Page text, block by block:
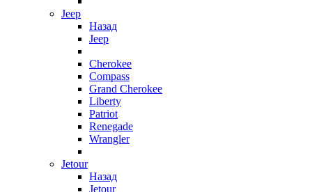
Jeep
Назад
Jeep
Cherokee
Compass
Grand Cherokee
Liberty
Patriot
Renegade
Wrangler
Jetour
Назад
Jetour